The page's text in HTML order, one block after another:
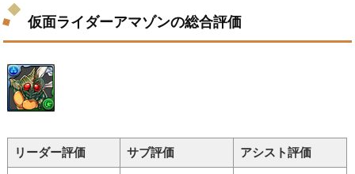
仮面ライダーアマゾンの総合評価
リーダー評価 サブ評価 アシスト評価